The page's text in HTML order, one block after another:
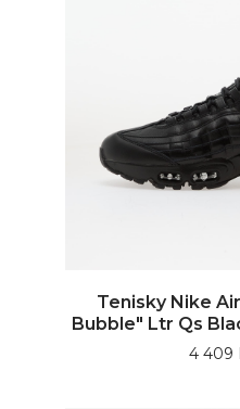
Tenisky Nike
Bubble" Ltr Qs
4 409